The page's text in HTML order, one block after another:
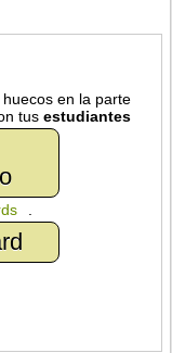
en la parte
tusestudiantes